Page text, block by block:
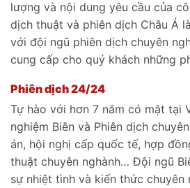
lượng và nội dung yêu cầu của
dịch thuật và phiên dịch Châu Á
với đội ngũ phiên dịch chuyên
cung cấp cho quý khách những
Phiên dịch 24/24
Tự hào với hơn 7 năm có mặt tại
nghiệm Biên và Phiên dịch
án, hội nghị cấp quốc tế, hợp
thuật chuyên nghành… Đội ngũ
sự nhiệt tình và kiến thức chuyên